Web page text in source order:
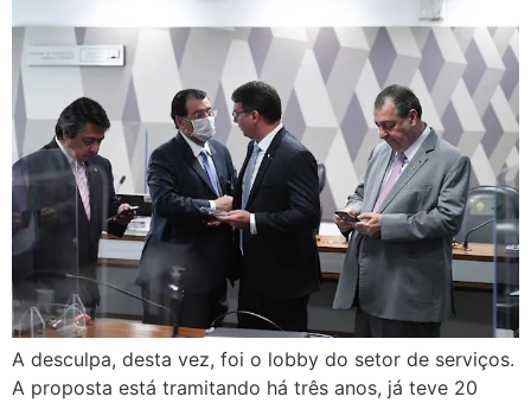
A desculpa, desta vez, foi o lobby do setor de serviços.
A proposta está tramitando há três anos, já teve 20